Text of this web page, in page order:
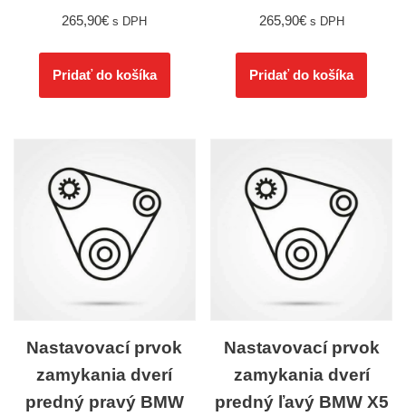
265,90€ s DPH
Pridať do košíka
265,90€ s DPH
Pridať do košíka
Nastavovací prvok
zamykania dverí
predný pravý BMW
Nastavovací prvok
zamykania dverí
predný ľavý BMW X5